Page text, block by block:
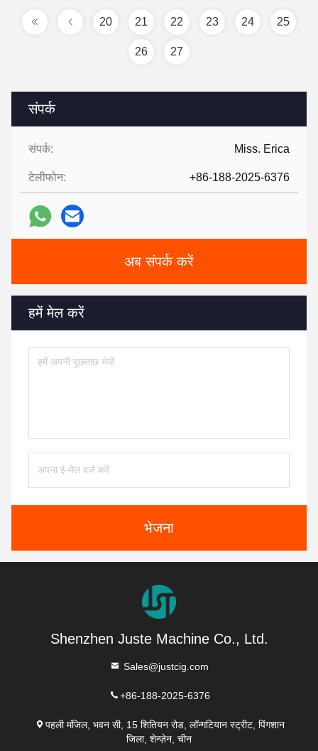
संपर्क
संपर्क: Miss. Erica
टेलीफोन: +86-188-2025-6376
अब संपर्क करें
हमें मेल करें
भेजना
20 21 22 23 24 25
26 27
Shenzhen Juste Machine Co., Ltd.
Sales@justcig.com
+86-188-2025-6376
पहली मंजिल, भवन सी, 15 शितियन रोड, लॉन्गटियान स्ट्रीट, पिंगशान
जिला, शेन्ज़ेन, चीन